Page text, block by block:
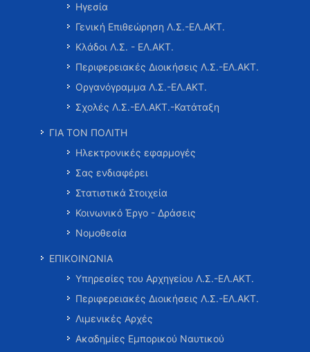
Ηγεσία
Γενική Επιθεώρηση Λ.Σ.-ΕΛ.ΑΚΤ.
Κλάδοι Λ.Σ. - ΕΛ.ΑΚΤ.
Περιφερειακές Διοικήσεις Λ.Σ.-ΕΛ.ΑΚΤ.
Οργανόγραμμα Λ.Σ.-ΕΛ.ΑΚΤ.
Σχολές Λ.Σ.-ΕΛ.ΑΚΤ.-Κατάταξη
ΓΙΑ ΤΟΝ ΠΟΛΙΤΗ
Ηλεκτρονικές εφαρμογές
Σας ενδιαφέρει
Στατιστικά Στοιχεία
Κοινωνικό Έργο - Δράσεις
Νομοθεσία
ΕΠΙΚΟΙΝΩΝΙΑ
Υπηρεσίες του Αρχηγείου Λ.Σ.-ΕΛ.ΑΚΤ.
Περιφερειακές Διοικήσεις Λ.Σ.-ΕΛ.ΑΚΤ.
Λιμενικές Αρχές
Ακαδημίες Εμπορικού Ναυτικού